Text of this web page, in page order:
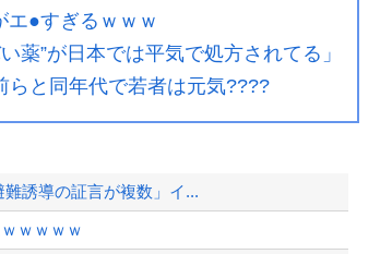
エ●すぎるｗｗｗ
薬”が日本では平気で処方されてる」
らと同年代で若者は元気????
誘導の証言が複数」イ...
ｗｗｗｗ